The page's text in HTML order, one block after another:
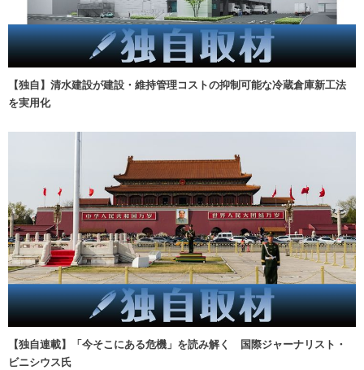
【独自】清水建設が建設・維持管理コストの抑制可能な冷蔵倉庫新工法
を実用化
【独自連載】「今そこにある危機」を読み解く 国際ジャーナリスト・
ビニシウス氏